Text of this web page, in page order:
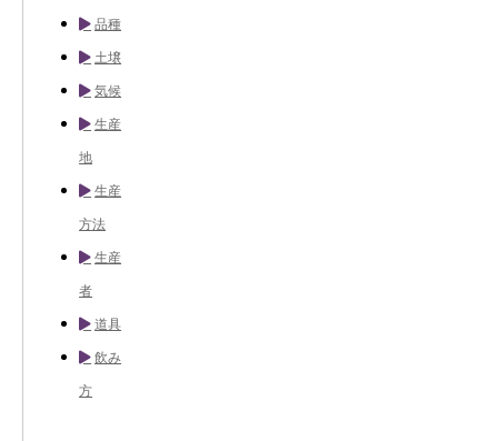
品種
土壌
気候
生産
地
生産
方法
生産
者
道具
飲み
方